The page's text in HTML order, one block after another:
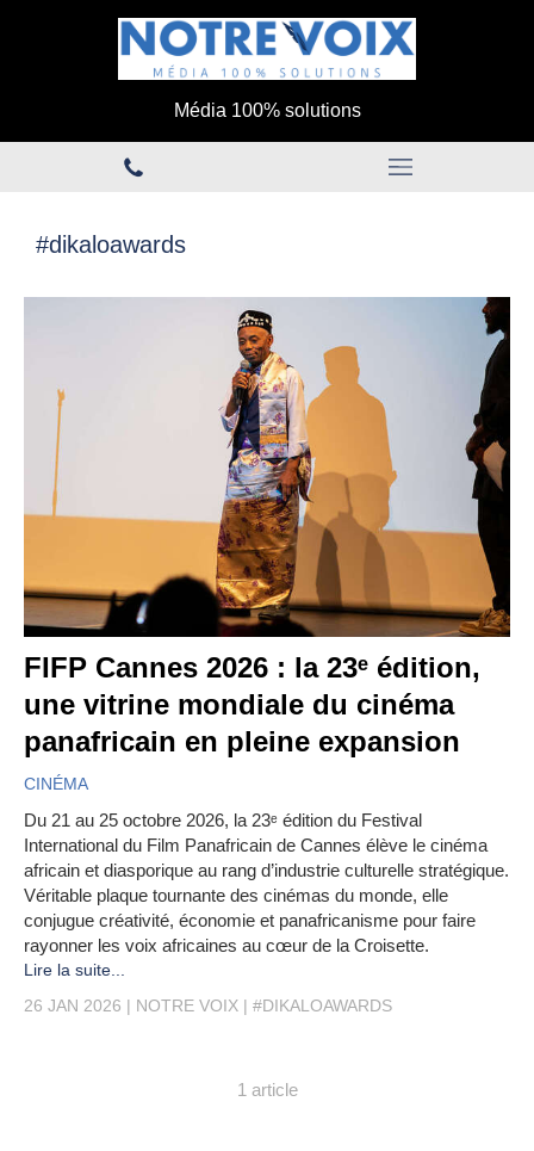
Média 100% solutions
#dikaloawards
FIFP Cannes 2026 : la 23ᵉ édition,
une vitrine mondiale du cinéma
panafricain en pleine expansion
CINÉMA
Du 21 au 25 octobre 2026, la 23ᵉ édition du Festival
International du Film Panafricain de Cannes élève le cinéma
africain et diasporique au rang d’industrie culturelle stratégique.
Véritable plaque tournante des cinémas du monde, elle
conjugue créativité, économie et panafricanisme pour faire
rayonner les voix africaines au cœur de la Croisette.
Lire la suite...
26 JAN 2026
NOTRE VOIX #DIKALOAWARDS
1 article